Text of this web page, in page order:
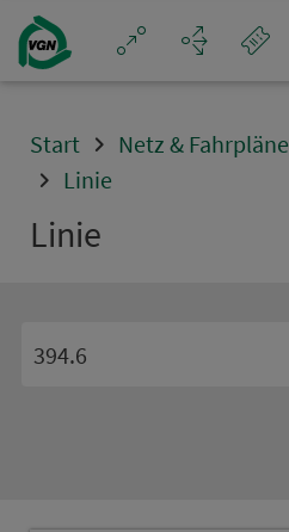
Navigation überspringen
Start Netz & Fahrpläne
Linie
Linie